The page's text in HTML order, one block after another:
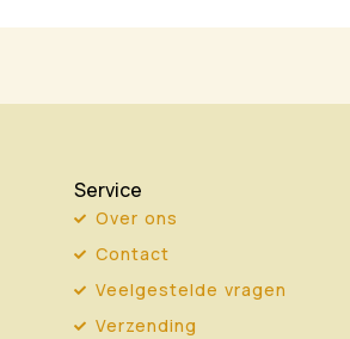
Service
Over ons
Contact
Veelgestelde vragen
Verzending